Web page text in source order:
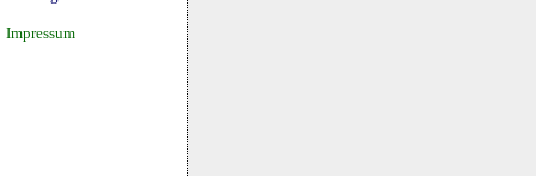
Impressum